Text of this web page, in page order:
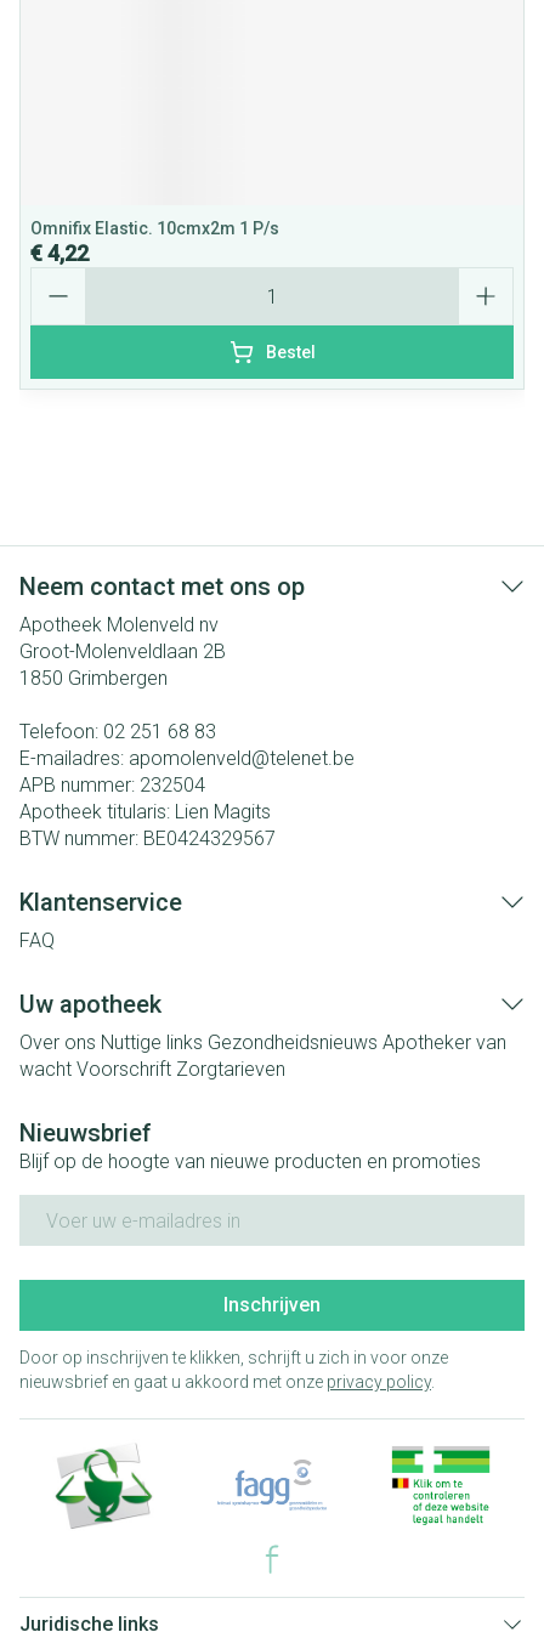
Omnifix Elastic. 10cmx2m 1 P/s
€ 4,22
Bestel
Neem contact met ons op
Apotheek Molenveld nv
Groot-Molenveldlaan 2B
1850 Grimbergen
Telefoon: 02 251 68 83
E-mailadres: apomolenveld@telenet.be
APB nummer: 232504
Apotheek titularis: Lien Magits
BTW nummer: BE0424329567
Klantenservice
FAQ
Uw apotheek
Over ons Nuttige links Gezondheidsnieuws Apotheker van
wacht Voorschrift Zorgtarieven
Nieuwsbrief
Blijf op de hoogte van nieuwe producten en promoties
Inschrijven
Door op inschrijven te klikken, schrijft u zich in voor onze
nieuwsbrief en gaat u akkoord met onze privacy policy.
Juridische links